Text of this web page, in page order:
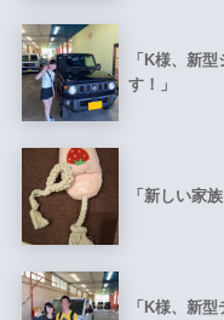
「K様、新
す！」
「新しい家族
「K様、新